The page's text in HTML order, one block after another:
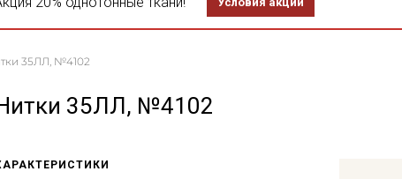
35ЛЛ, №4102
35ЛЛ, №4102